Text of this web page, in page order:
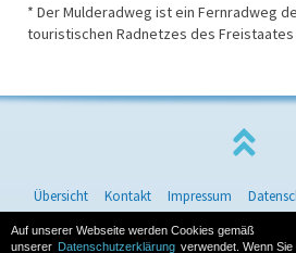
* Der Mulderadweg ist ein Fernradweg
touristischen Radnetzes des Freistaates
Übersicht Kontakt Impressum
©
Auf unserer Webseite werden Cookies gemäß
unserer Datenschutzerklärung verwendet. Wenn Sie